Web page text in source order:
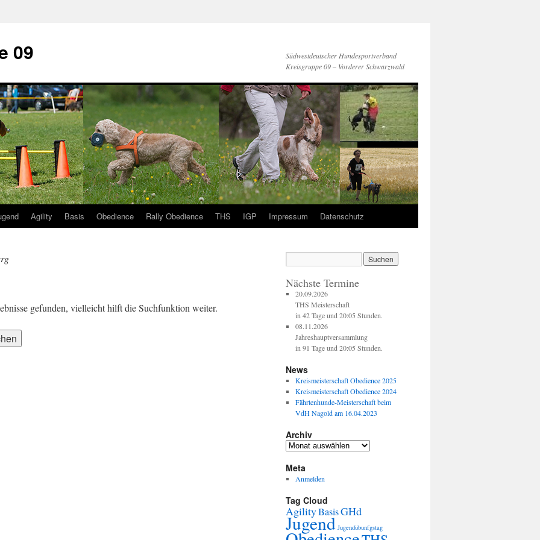
09
Südwestdeutscher Hundesportverband
Kreisgruppe 09 – Vorderer Schwarzwald
Agility Basis Obedience Rally Obedience THS IGP Impressum Datenschutz
gefunden, vielleicht hilft die Suchfunktion weiter.
Nächste Termine
20.09.2026
THS Meisterschaft
in 42 Tage und 20:05 Stunden.
08.11.2026
Jahreshauptversammlung
in 91 Tage und 20:05 Stunden.
News
Kreismeisterschaft Obedience 2025
Kreismeisterschaft Obedience 2024
Fährtenhunde-Meisterschaft beim
VdH Nagold am 16.04.2023
Archiv
Meta
Anmelden
Tag Cloud
AgilityBasisGHd
Jugend Jugendübunfgstag